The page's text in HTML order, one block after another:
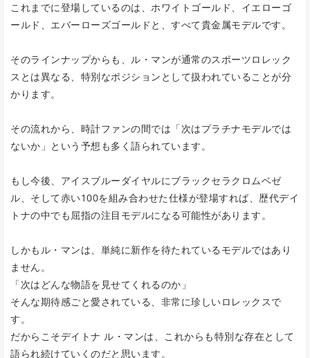
これまでに登場しているのは、ホワイトゴールド、イエローゴ
ールド、エバーローズゴールドと、すべて貴金属モデルです。
そのラインナップからも、ル・マンが通常のスポーツロレック
スとは異なる、特別なポジションとして扱われていることが分
かります。
その流れから、時計ファンの間では「次はプラチナモデルでは
ないか」という予想も多く語られています。
もし今後、アイスブルーダイヤルにブラックセラクロムベゼ
ル、そして赤い100を組み合わせた仕様が登場すれば、歴代デイ
トナの中でも屈指の注目モデルになる可能性があります。
しかもル・マンは、単純に新作を待たれているモデルではあり
ません。
「次はどんな物語を見せてくれるのか」
そんな期待感ごと愛されている、非常に珍しいロレックスで
す。
だからこそデイトナ ル・マンは、これからも特別な存在として
語られ続けていくのだと思います。